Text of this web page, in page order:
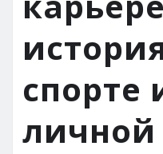
спорте